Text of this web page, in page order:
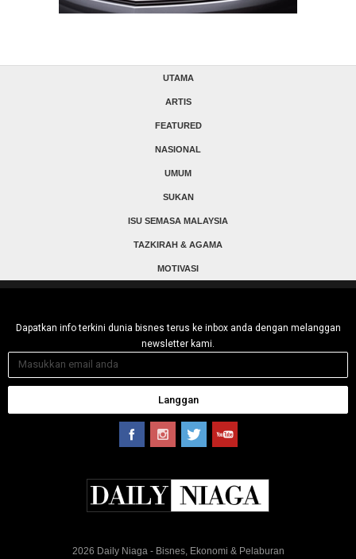
UTAMA
ARTIS
FEATURED
NASIONAL
UMUM
SUKAN
ISU SEMASA MALAYSIA
TAZKIRAH & AGAMA
MOTIVASI
Dapatkan info terkini dunia bisnes terus ke inbox anda dengan melanggan
newsletter kami.
Langgan
2026 Daily Niaga - Bisnes, Ekonomi & Pelaburan